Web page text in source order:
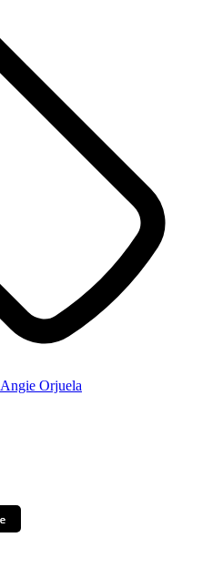
Angie Orjuela